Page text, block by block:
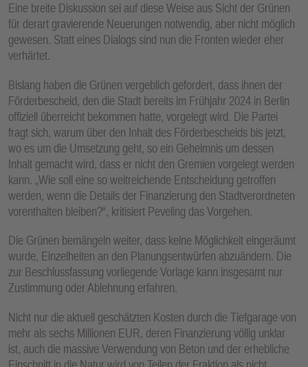
Eine breite Diskussion sei auf diese Weise aus Sicht der Grünen
für derart gravierende Neuerungen notwendig, aber nicht möglich
gewesen. Statt eines Dialogs sind nun die Fronten wieder eher
verhärtet.
Bislang haben die Grünen vergeblich gefordert, dass ihnen der
Förderbescheid, den die Stadt bereits im Frühjahr 2024 in Berlin
offiziell überreicht bekommen hatte, vorgelegt wird. Die Partei
fragt sich, warum über den Inhalt des Förderbescheids bis jetzt,
wo es um die Umsetzung geht, so ein Geheimnis um dessen
Inhalt gemacht wird, dass er nicht den Gremien vorgelegt werden
kann. „Wie soll eine so weitreichende Entscheidung getroffen
werden, wenn die Details der Finanzierung den Stadtverordneten
vorenthalten bleiben?“, kritisiert Peveling das Vorgehen.
Die Grünen bemängeln weiter, dass keine Möglichkeit eingeräumt
wurde, Einzelheiten an den Planungsentwürfen abzuändern. Die
zur Beschlussfassung vorliegende Vorlage kann insgesamt nur
Zustimmung oder Ablehnung erfahren.
Nicht nur die aktuell geschätzten Kosten durch die Tiefgarage von
mehr als sechs Millionen EUR, deren Finanzierung völlig unklar
ist, auch die massive Verwendung von Beton und der erhebliche